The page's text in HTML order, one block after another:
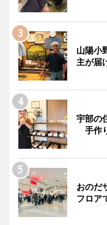
山陽小
主が届
宇部の
手作
おのだ
フロア